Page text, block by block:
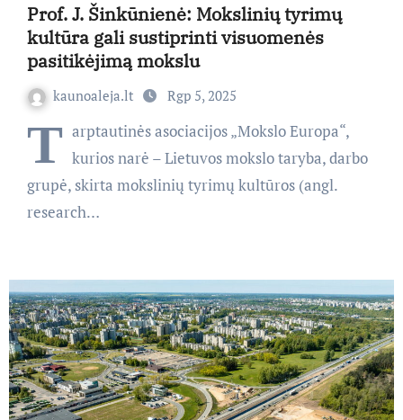
Prof. J. Šinkūnienė: Mokslinių tyrimų
kultūra gali sustiprinti visuomenės
pasitikėjimą mokslu
kaunoaleja.lt Rgp 5, 2025
T arptautinės asociacijos „Mokslo Europa“,
kurios narė – Lietuvos mokslo taryba, darbo
grupė, skirta mokslinių tyrimų kultūros (angl.
research…